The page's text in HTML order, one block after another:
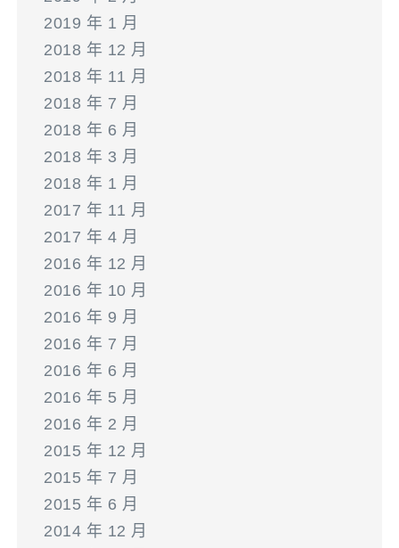
2019 年 1 月
2018 年 12 月
2018 年 11 月
2018 年 7 月
2018 年 6 月
2018 年 3 月
2018 年 1 月
2017 年 11 月
2017 年 4 月
2016 年 12 月
2016 年 10 月
2016 年 9 月
2016 年 7 月
2016 年 6 月
2016 年 5 月
2016 年 2 月
2015 年 12 月
2015 年 7 月
2015 年 6 月
2014 年 12 月